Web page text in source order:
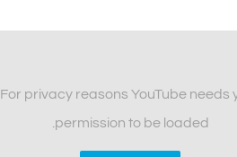
For privacy reasons YouTube needs
permission to be loaded.